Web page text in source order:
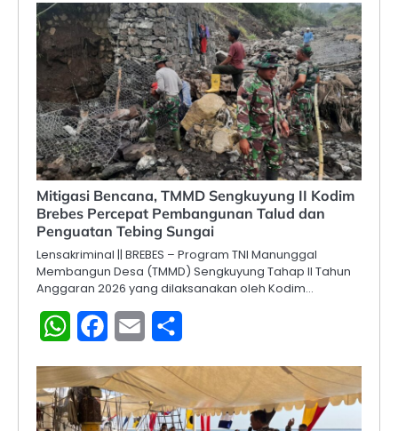
Mitigasi Bencana, TMMD Sengkuyung II Kodim
Brebes Percepat Pembangunan Talud dan
Penguatan Tebing Sungai
Lensakriminal || BREBES – Program TNI Manunggal
Membangun Desa (TMMD) Sengkuyung Tahap II Tahun
Anggaran 2026 yang dilaksanakan oleh Kodim…
WhatsAppFacebook
Email